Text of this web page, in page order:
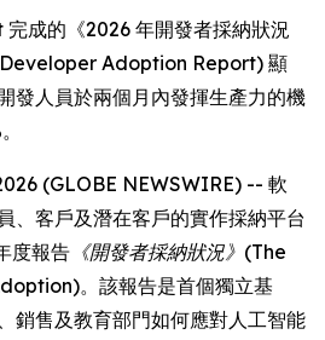
成的《2026 年開發者採納狀況
Adoption Report) 顯
發人員於兩個月內發揮生產力的機
(GLOBE NEWSWIRE) -- 軟
、客戶及潛在客戶的實作採納平台
度報告 《開發者採納狀況》(The
。該報告是首個獨立基
銷售及教育部門如何應對人工智能